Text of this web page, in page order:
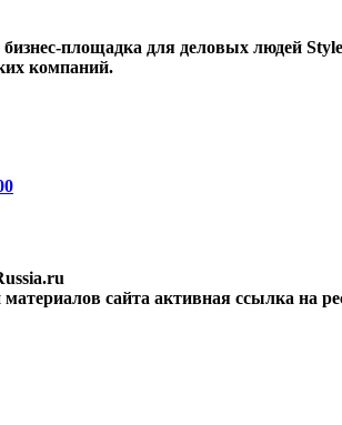
площадка для деловых людей
компаний.
сайта активная ссылка на